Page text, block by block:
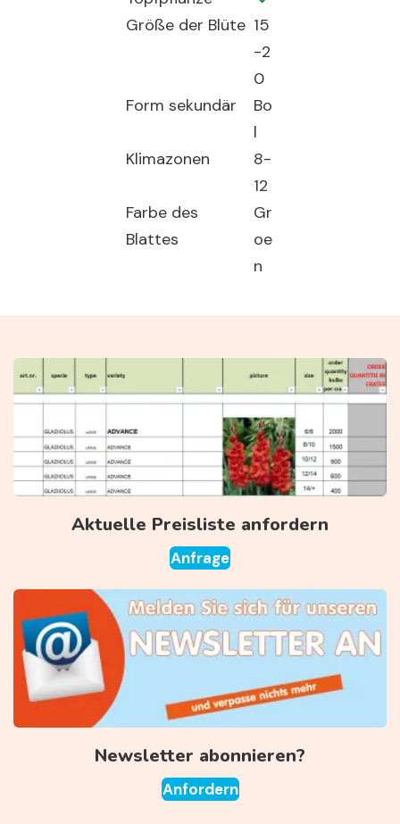
Größe der Blüte 15
-2
0
Form sekundär
Bo
l
Klimazonen
8-
12
Farbe des
Blattes
Gr
oe
n
Aktuelle Preisliste anfordern
Anfrage
Newsletter abonnieren?
Anfordern